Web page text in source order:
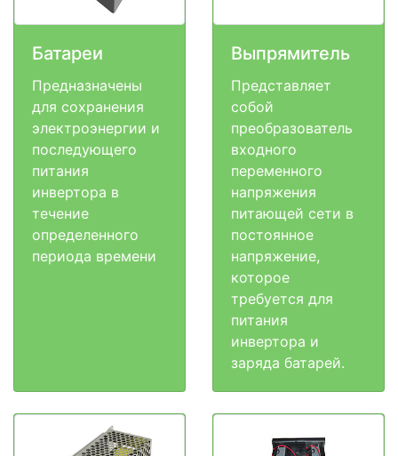
Батареи
Предназначены
для сохранения
электроэнергии и
последующего
питания
инвертора в
течение
определенного
периода времени
Выпрямитель
Представляет
собой
преобразователь
входного
переменного
напряжения
питающей сети в
постоянное
напряжение,
которое
требуется для
питания
инвертора и
заряда батарей.